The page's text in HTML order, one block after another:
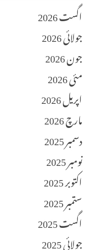
اگست 2026
جولائی 2026
جون 2026
مئی 2026
اپریل 2026
مارچ 2026
دسمبر 2025
نومبر 2025
اکتوبر 2025
ستمبر 2025
اگست 2025
جولائی 2025